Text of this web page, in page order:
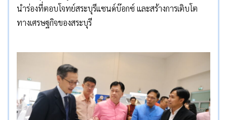
นำร่องที่ตอบโจทย์สระบุรีแซนด์บ๊อกซ์ และสร้างการเติบโต
ทางเศรษฐกิจของสระบุรี